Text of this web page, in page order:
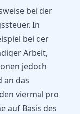
bei der
In
bei der
Arbeit,
jedoch
an das
viermal pro
auf Basis des